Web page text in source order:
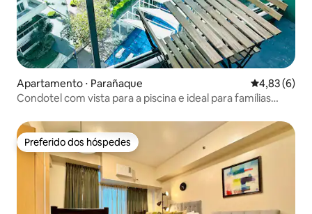
Apartamento ⋅ Parañaque 4,83 de uma
4,83 (6)
Condotel com vista para a piscina e ideal para famílias
Preferido dos hóspedes
Preferido dos hóspedes